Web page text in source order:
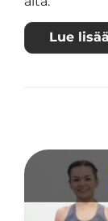
Lue lisää